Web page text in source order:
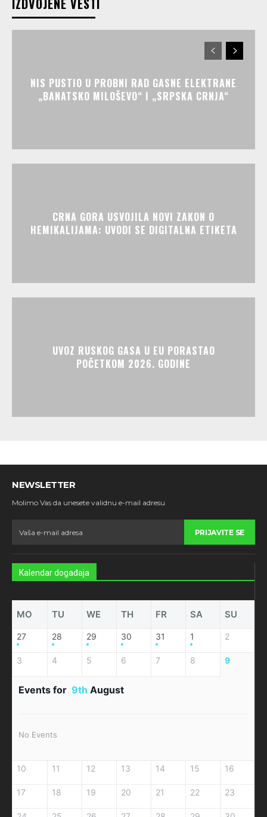
IZDVOJENE VESTI
NIS PUSTIO U PROBNI RAD GASNE ELEKTRANE
„BANATSKO MILOŠEVO“ I „SRPSKA CRNJA“
CRNA GORA USVOJILA NOVI ZAKON O
HEMIKALIJAMA: UVODI SE DIGITALNA ETIKETA
UVOZ RUSKOG GASA U EU PORASTAO
POČETKOM 2026. GODINE
NEWSLETTER
Molimo Vas da unesete validnu e-mail adresu
PRIJAVITE SE
Kalendar događaja
MO TU WE TH FR SA SU
27 28 29 30 31 1 2
3 4 5 6 7 8 9
Events for 9th August
No Events
10 11 12 13 14 15 16
17 18 19 20 21 22 23